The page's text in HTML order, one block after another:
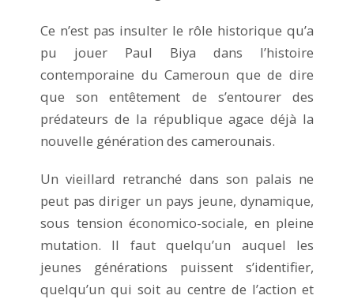
Ce n’est pas insulter le rôle historique qu’a
pu jouer Paul Biya dans l’histoire
contemporaine du Cameroun que de dire
que son entêtement de s’entourer des
prédateurs de la république agace déjà la
nouvelle génération des camerounais.
Un vieillard retranché dans son palais ne
peut pas diriger un pays jeune, dynamique,
sous tension économico-sociale, en pleine
mutation. Il faut quelqu’un auquel les
jeunes générations puissent s’identifier,
quelqu’un qui soit au centre de l’action et